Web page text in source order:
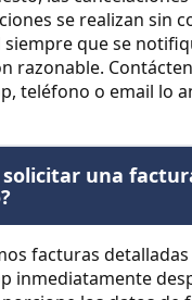
se realizan sin
siempre que se
razonable.
teléfono o email lo
solicitar una
facturas
inmediatamente